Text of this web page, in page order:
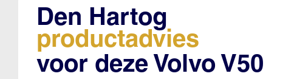
Den Hartog
productadvies
voor deze Volvo V50